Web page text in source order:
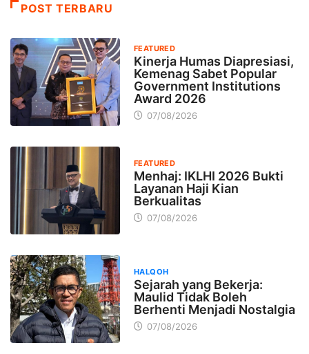
POST TERBARU
FEATURED
Kinerja Humas Diapresiasi,
Kemenag Sabet Popular
Government Institutions
Award 2026
07/08/2026
FEATURED
Menhaj: IKLHI 2026 Bukti
Layanan Haji Kian
Berkualitas
07/08/2026
HALQOH
Sejarah yang Bekerja:
Maulid Tidak Boleh
Berhenti Menjadi Nostalgia
07/08/2026